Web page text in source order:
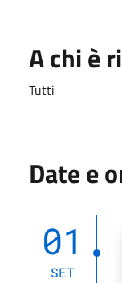
A chi è
Tutti
Date e
01
SET